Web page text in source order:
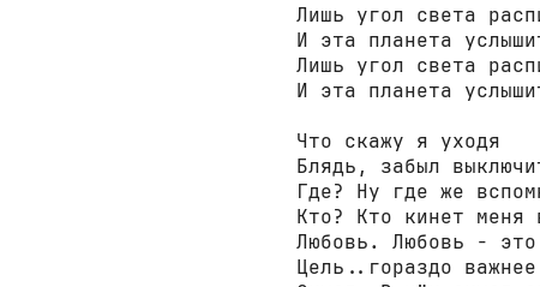
Лишь угол света
И эта планета
Лишь угол света
И эта планета
Что скажу я уходя
Блядь, забыл
Где? Ну где же
Кто? Кто кинет меня
Любовь. Любовь -
Цель..гораздо